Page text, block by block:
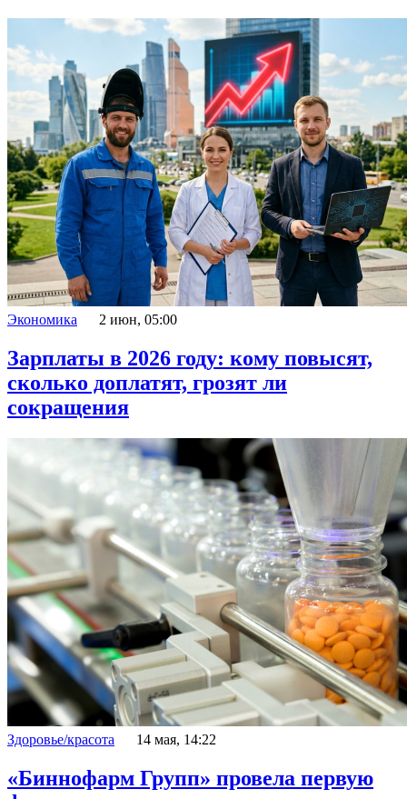
Экономика 2 июн, 05:00
Зарплаты в 2026 году: кому повысят,
сколько доплатят, грозят ли
сокращения
Здоровье/красота 14 мая, 14:22
«Биннофарм Групп» провела первую